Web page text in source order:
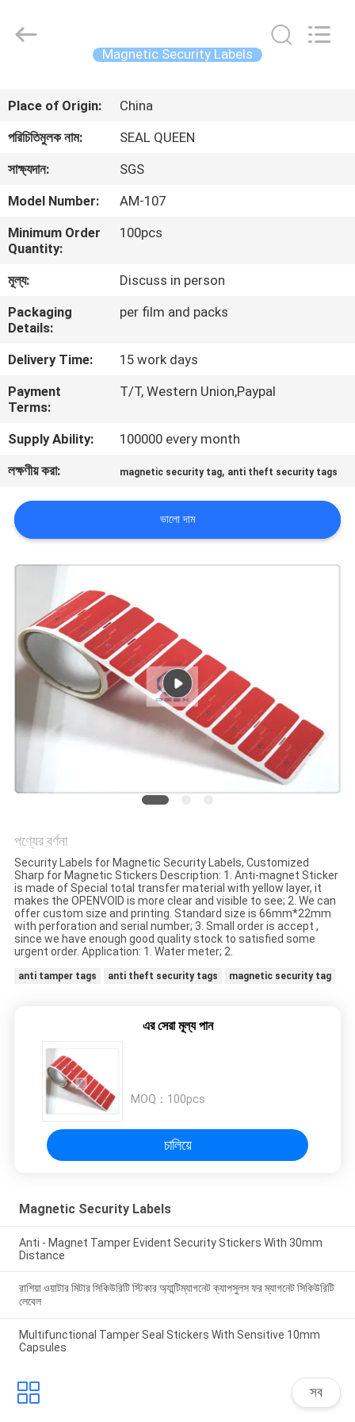
পণ্য
ভ্রমণ
নিয়ন্ত্রণ
করুন
উদ্ধৃতির
জন্য
আবেদন
ম্যাপ
গোপনীয়তা
নীতি
Material
Magnetic Security Labels
Place of Origin:
China
পরিচিতিমুলক নাম:
SEAL QUEEN
সাক্ষ্যদান:
SGS
Model Number:
AM-107
Minimum Order
Quantity:
100pcs
মূল্য:
Discuss in person
Packaging
Details:
per film and packs
Delivery Time:
15 work days
Payment
Terms:
T/T, Western Union,Paypal
Supply Ability:
100000 every month
লক্ষণীয় করা:
magnetic security tag, anti theft security tags
ভালো দাম
পণ্যের বর্ণনা
Security Labels for Magnetic Security Labels, Customized
Sharp for Magnetic Stickers Description: 1. Anti-magnet Sticker
is made of Special total transfer material with yellow layer, it
makes the OPENVOID is more clear and visible to see; 2. We can
offer custom size and printing. Standard size is 66mm*22mm
with perforation and serial number; 3. Small order is accept ,
since we have enough good quality stock to satisfied some
urgent order. Application: 1. Water meter; 2.
anti tamper tags anti theft security tags magnetic security tag
এর সেরা মূল্য পান
MOQ： 100pcs
চালিয়ে
Magnetic Security Labels
Anti - Magnet Tamper Evident Security Stickers With 30mm
Distance
রাশিয়া ওয়াটার মিটার সিকিউরিটি স্টিকার অ্যান্টিম্যাগনেট ক্যাপসুলস ফর ম্যাগনেট সিকিউরিটি
লেবেল
Multifunctional Tamper Seal Stickers With Sensitive 10mm
Capsules
সব